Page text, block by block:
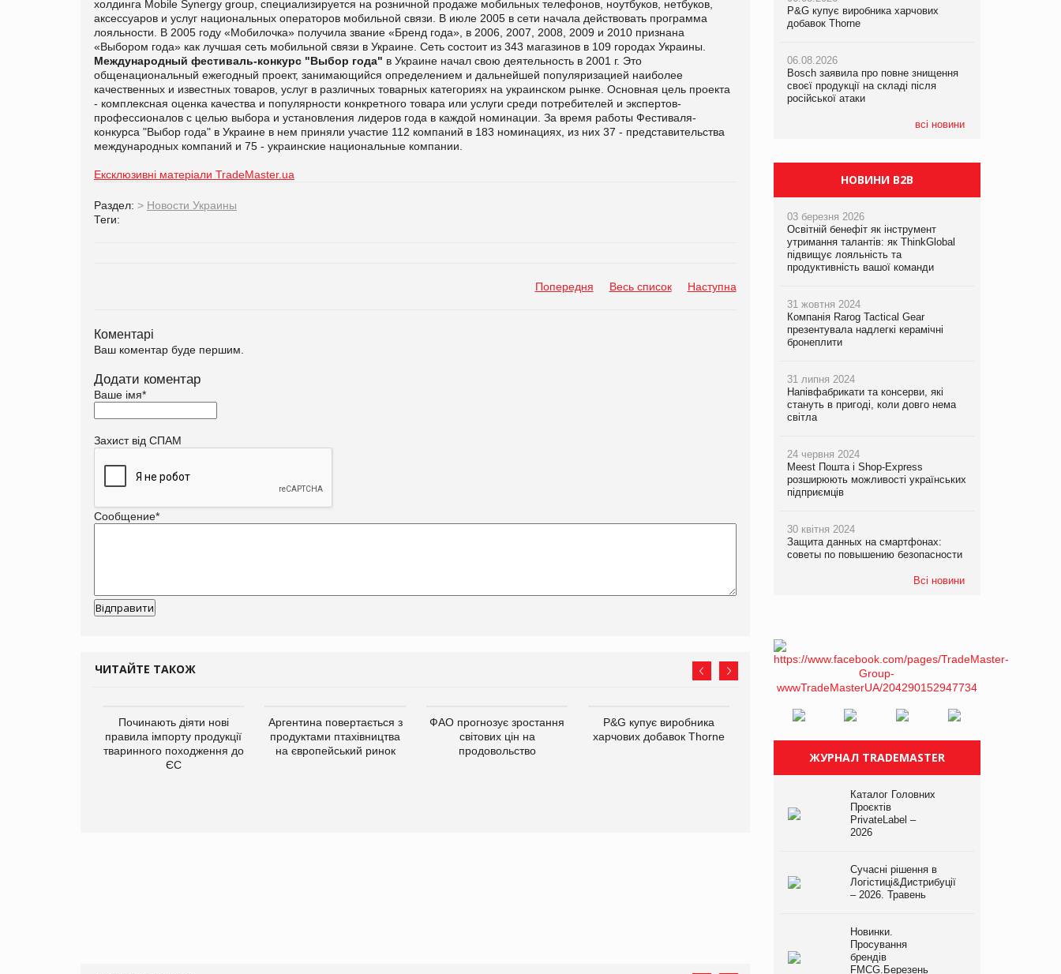
холдинга Mobile Synergy group, специализируется на розничной продаже мобильных телефонов, ноутбуков, нетбуков,
аксессуаров и услуг национальных операторов мобильной связи. В июле 2005 в сети начала действовать программа
лояльности. В 2005 году «Мобилочка» получила звание «Бренд года», в 2006, 2007, 2008, 2009 и 2010 признана
«Выбором года» как лучшая сеть мобильной связи в Украине. Сеть состоит из 343 магазинов в 109 городах Украины.
Международный фестиваль-конкурс "Выбор года" в Украине начал свою деятельность в 2001 г. Это
общенациональный ежегодный проект, занимающийся определением и дальнейшей популяризацией наиболее
качественных и известных товаров, услуг в различных товарных категориях на украинском рынке. Основная цель проекта
- комплексная оценка качества и популярности конкретного товара или услуги среди потребителей и экспертов-
профессионалов с целью выбора и установления лидеров года в каждой номинации. За время работы Фестиваля-
конкурса "Выбор года" в Украине в нем приняли участие 112 компаний в 183 номинациях, из них 37 - представительства
международных компаний и 75 - украинские национальные компании.
Ексклюзивні матеріали TradeMaster.ua
Раздел: > Новости Украины
Теги:
Попередня Весь список Наступна
Коментарі
Ваш коментар буде першим.
Додати коментар
Ваше імя*
Захист від СПАМ
Сообщение*
ЧИТАЙТЕ ТАКОЖ
Починають діяти нові
правила імпорту продукції
тваринного походження до
ЄС
Аргентина повертається з
продуктами птахівництва
на європейський ринок
ФАО прогнозує зростання
світових цін на
продовольство
P&G купує виробника
харчових добавок Thorne
Bosch заявила про повне
атаки
Смачна новинка для
expert від власної ТМ
Varto!
P&G купує виробника харчових
добавок Thorne
06.08.2026
Bosch заявила про повне знищення
своєї продукції на складі після
російської атаки
всі новини
у VARUS з’явилися новинки від ТМ
ТОКЕРИ
Сергій Лісунов про заморожені
P&G купує виробника харчових
добавок Thorne
06.08.2026
Bosch заявила про повне знищення
своєї продукції на складі після
російської атаки
НОВИНИ B2B
03 березня 2026
Освітній бенефіт як інструмент
утримання талантів: як ThinkGlobal
підвищує лояльність та
продуктивність вашої команди
31 жовтня 2024
Компанія Rarog Tactical Gear
презентувала надлегкі керамічні
бронеплити
31 липня 2024
Напівфабрикати та консерви, які
стануть в пригоді, коли довго нема
світла
24 червня 2024
Meest Пошта і Shop-Express
розширюють можливості українських
підприємців
30 квітня 2024
Защита данных на смартфонах:
советы по повышению безопасности
Всі новини
ЖУРНАЛ TRADEMASTER
Каталог Головних
Проєктів
PrivateLabel –
2026
Сучасні рішення в
Логістиці&Дистрибуції
– 2026. Травень
Новинки.
Просування
брендів
FMCG.Березень